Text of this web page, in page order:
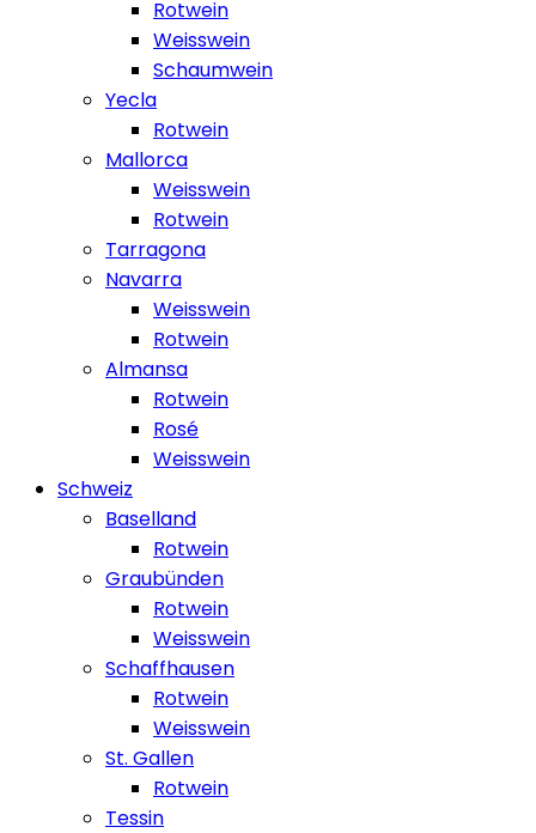
Rotwein
Weisswein
Schaumwein
Yecla
Rotwein
Mallorca
Weisswein
Rotwein
Tarragona
Navarra
Weisswein
Rotwein
Almansa
Rotwein
Rosé
Weisswein
Schweiz
Baselland
Rotwein
Graubünden
Rotwein
Weisswein
Schaffhausen
Rotwein
Weisswein
St. Gallen
Rotwein
Tessin